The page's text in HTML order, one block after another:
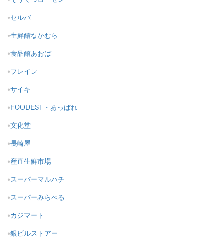
セルバ
生鮮館なかむら
食品館あおば
フレイン
サイキ
FOODEST・あっぱれ
文化堂
長崎屋
産直生鮮市場
スーパーマルハチ
スーパーみらべる
カジマート
銀ビルストアー